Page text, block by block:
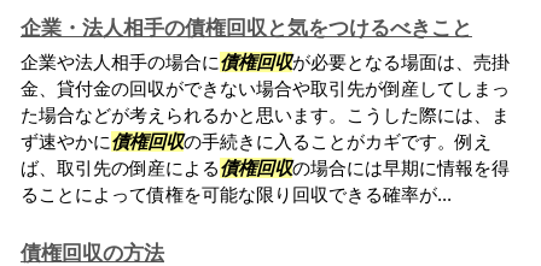
企業・法人相手の債権回収と気をつけるべきこと
企業や法人相手の場合に債権回収が必要となる場面は、売掛
金、貸付金の回収ができない場合や取引先が倒産してしまっ
た場合などが考えられるかと思います。こうした際には、ま
ず速やかに債権回収の手続きに入ることがカギです。例え
ば、取引先の倒産による債権回収の場合には早期に情報を得
ることによって債権を可能な限り回収できる確率が...
債権回収の方法